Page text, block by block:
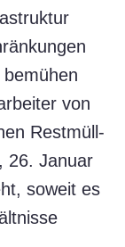
von
Restmüll-
26. Januar
soweit es